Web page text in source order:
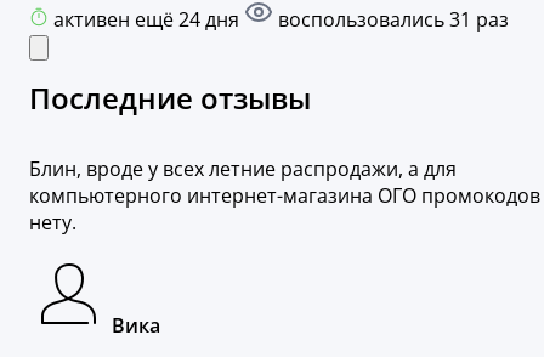
активен ещё 24 дня
воспользовались 31 раз
Последние отзывы
Блин, вроде у всех летние распродажи, а для
компьютерного интернет-магазина ОГО промокодов
нету.
Вика